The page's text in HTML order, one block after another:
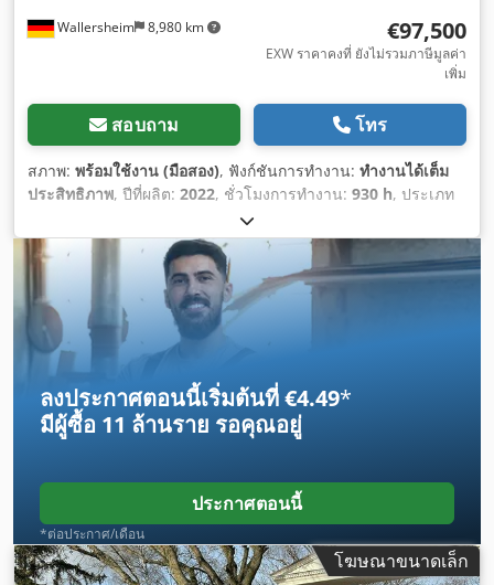
Wallersheim 8,980 km €97,500
EXW ราคาคงที่ ยังไม่รวมภาษีมูลค่า
เพิ่ม
สอบถาม โทร
สภาพ: พร้อมใช้งาน (มือสอง), ฟังก์ชันการทำงาน: ทำงานได้เต็ม
ประสิทธิภาพ, ปีที่ผลิต: 2022, ชั่วโมงการทำงาน: 930 h, ประเภท
, ความเร็วสูงสุด:40 กม./ชม.
ลงประกาศตอนนี้เริ่มต้นที่ €4.49*
มีผู้ซื้อ 11 ล้านราย รอคุณอยู่
ประกาศตอนนี้
*ต่อประกาศ/เดือน
โฆษณาขนาดเล็ก